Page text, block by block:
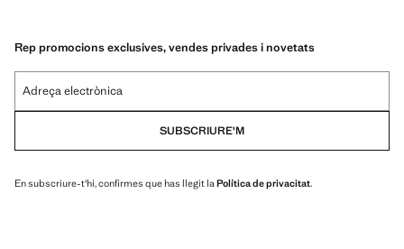
Rep promocions exclusives, vendes privades i novetats
Adreça electrònica
SUBSCRIURE'M
En subscriure-t'hi, confirmes que has llegit la Política de privacitat.